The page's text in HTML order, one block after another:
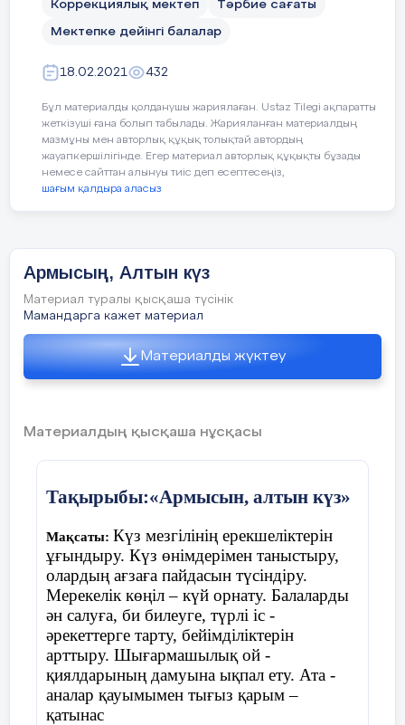
Дидактикалық ойын: «Дәміне қарай
ажырат.»
Жемістердің аттарын атап, қышқыл, тәтті,
дәмдерін ажырата білуге үйрету.
Ойын: «Тамшылар мен жапырақтар»
Жерде шашылып жатқан тамшылар мен
жапырақтарды жинау. Тамшыларды
«Кім жылдам?»
Үстелдің үстінде шашылып жатқан
жемістер мен көкөністерді ажыратады
қолшатырдың жанына тұрады. Музыка
ойналады балалар билеп жүреді, музыка
тоқтағанда балалар қолшатырдың жанына
тұра қалу керек, қай балаға қолшатыр
жетпей қалса , сол бала ойыннан шығып
отырады.
Коррекциялық мектеп Тәрбие сағаты
Мектепке дейінгі балалар
18.02.2021 432
Бұл материалды қолданушы жариялаған. Ustaz Tilegi ақпаратты
жеткізуші ғана болып табылады. Жарияланған материалдың
мазмұны мен авторлық құқық толықтай автордың
жауапкершілігінде. Егер материал авторлық құқықты бұзады
немесе сайттан алынуы тиіс деп есептесеңіз,
шағым қалдыра аласыз
Армысың, Алтын күз
Материал туралы қысқаша түсінік
Мамандарга кажет материал
Материалды жүктеу
Материалдың қысқаша нұсқасы
Тақырыбы:«Армысын, алтын күз»
Мақсаты: Күз мезгілінің ерекшеліктерін
ұғындыру. Күз өнімдерімен таныстыру,
олардың ағзаға пайдасын түсіндіру.
Мерекелік көңіл – күй орнату. Балаларды
ән салуға, би билеуге, түрлі іс -
әрекеттерге тарту, бейімділіктерін
арттыру. Шығармашылық ой -
қиялдарының дамуына ықпал ету. Ата -
аналар қауымымен тығыз қарым –
қатынас